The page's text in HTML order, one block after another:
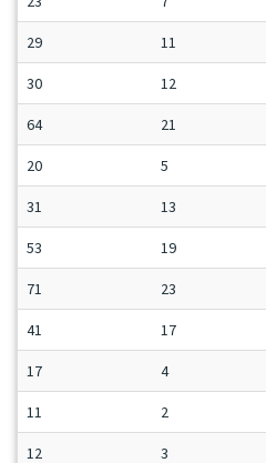
29 11
30 12
64 21
20 5
31 13
53 19
71 23
41 17
17 4
11 2
12 3